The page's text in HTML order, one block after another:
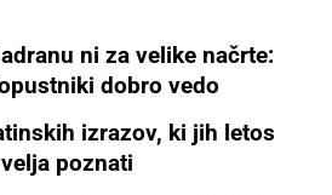
ni za velike načrte:
dobro vedo
izrazov, ki jih letos
poznati